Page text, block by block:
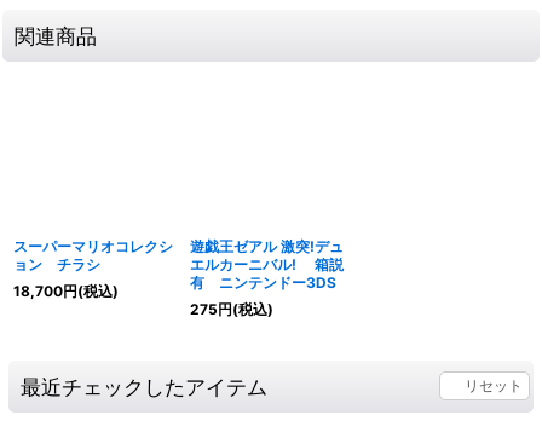
関連商品
スーパーマリオコレクシ
ョン チラシ
18,700円(税込)
遊戯王ゼアル 激突!デュ
エルカーニバル! 箱説
有 ニンテンドー3DS
275円(税込)
最近チェックしたアイテム リセット